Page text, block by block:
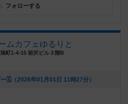
フォローする
ムカフェゆるりと
町1-4-15 前沢ビル３階B
🗓️（2026年01月01日 11時27分）